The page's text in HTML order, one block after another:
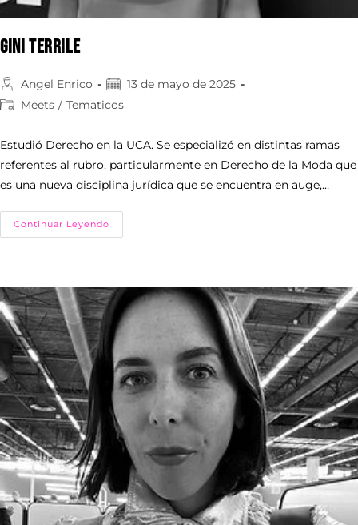
Gini Terrile
Angel Enrico
13 de mayo de 2025
Meets / Tematicos
Estudió Derecho en la UCA. Se especializó en distintas ramas
referentes al rubro, particularmente en Derecho de la Moda que
es una nueva disciplina jurídica que se encuentra en auge,…
Continuar Leyendo